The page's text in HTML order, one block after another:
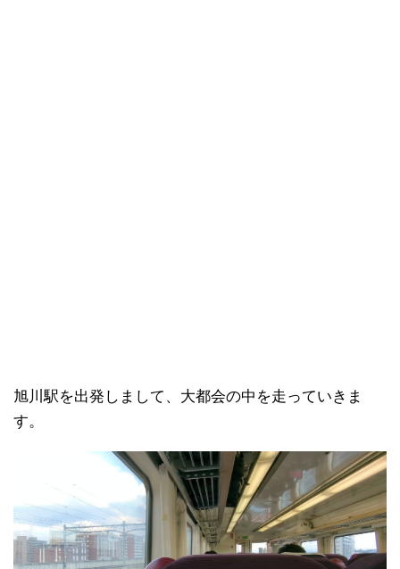
旭川駅を出発しまして、大都会の中を走っていきま
す。